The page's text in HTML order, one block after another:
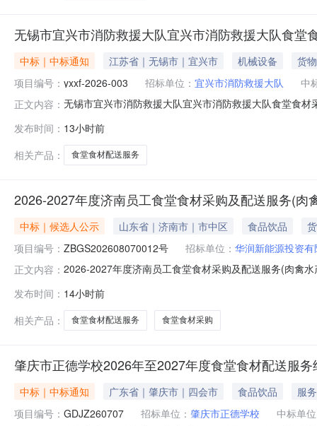
无锡市宜兴市消防救援大队宜兴市消防救援大队食堂
中标｜中标通知 江苏省｜无锡市｜宜兴市 机械设备
货物
项目编号： yxxf-2026-003 招标单位： 宜兴市消防救援大队
中
正文内容： 无锡市宜兴市消防救援大队宜兴市消防救援大队食堂食
购折扣率(%)：80.0000000四、主要标的信息序号供应
围内的宜
发布时间： 13小时前
相关产品：
食堂食材配送服务
2026-2027年度济南员工食堂食材采购及配送服务(肉
中标｜候选人公示 山东省｜济南市｜市中区 食品饮品
项目编号： ZBGS202608070012号 招标单位： 华润新能源投资
正文内容： 2026-2027年度济南员工食堂食材采购及配送服务(肉禽
司-2026-2027年度济南员工食堂食材采购及配送服务(
发布时间： 14小时前
相关产品：
食堂食材配送服务 食堂食材采购
肇庆市正德学校2026年至2027年度食堂食材配送服
中标｜中标通知 广东省｜肇庆市｜四会市 食品饮品
服务
项目编号： GDJZ260707 招标单位： 肇庆市正德学校
中标单